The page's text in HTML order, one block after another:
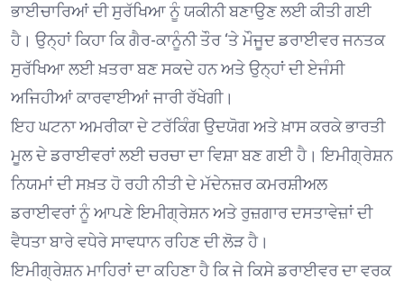
ਭਾਈਚਾਰਿਆਂ ਦੀ ਸੁਰੱਖਿਆ ਨੂੰ ਯਕੀਨੀ ਬਣਾਉਣ ਲਈ ਕੀਤੀ ਗਈ
ਹੈ। ਉਨ੍ਹਾਂ ਕਿਹਾ ਕਿ ਗੈਰ-ਕਾਨੂੰਨੀ ਤੌਰ ‘ਤੇ ਮੌਜੂਦ ਡਰਾਈਵਰ ਜਨਤਕ
ਸੁਰੱਖਿਆ ਲਈ ਖ਼ਤਰਾ ਬਣ ਸਕਦੇ ਹਨ ਅਤੇ ਉਨ੍ਹਾਂ ਦੀ ਏਜੰਸੀ
ਅਜਿਹੀਆਂ ਕਾਰਵਾਈਆਂ ਜਾਰੀ ਰੱਖੇਗੀ।
ਇਹ ਘਟਨਾ ਅਮਰੀਕਾ ਦੇ ਟਰੱਕਿੰਗ ਉਦਯੋਗ ਅਤੇ ਖ਼ਾਸ ਕਰਕੇ ਭਾਰਤੀ
ਮੂਲ ਦੇ ਡਰਾਈਵਰਾਂ ਲਈ ਚਰਚਾ ਦਾ ਵਿਸ਼ਾ ਬਣ ਗਈ ਹੈ। ਇਮੀਗ੍ਰੇਸ਼ਨ
ਨਿਯਮਾਂ ਦੀ ਸਖ਼ਤ ਹੋ ਰਹੀ ਨੀਤੀ ਦੇ ਮੱਦੇਨਜ਼ਰ ਕਮਰਸ਼ੀਅਲ
ਡਰਾਈਵਰਾਂ ਨੂੰ ਆਪਣੇ ਇਮੀਗ੍ਰੇਸ਼ਨ ਅਤੇ ਰੁਜ਼ਗਾਰ ਦਸਤਾਵੇਜ਼ਾਂ ਦੀ
ਵੈਧਤਾ ਬਾਰੇ ਵਧੇਰੇ ਸਾਵਧਾਨ ਰਹਿਣ ਦੀ ਲੋੜ ਹੈ।
ਇਮੀਗ੍ਰੇਸ਼ਨ ਮਾਹਿਰਾਂ ਦਾ ਕਹਿਣਾ ਹੈ ਕਿ ਜੇ ਕਿਸੇ ਡਰਾਈਵਰ ਦਾ ਵਰਕ